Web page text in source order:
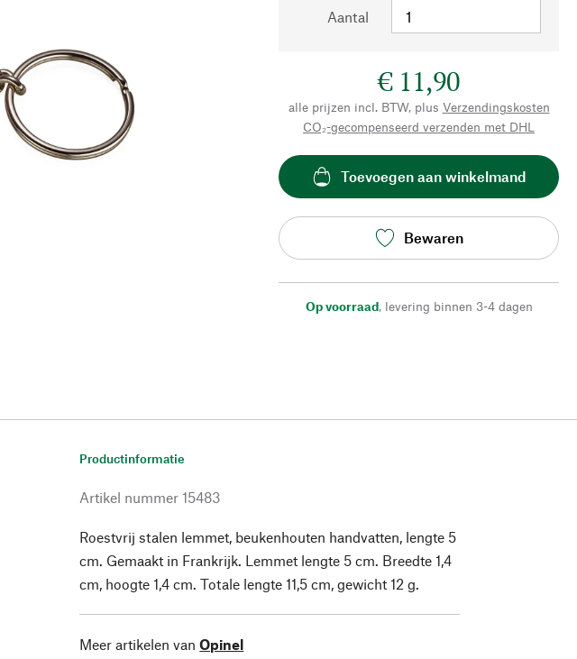
Aantal
€ 11,90
alle prijzen incl. BTW, plus Verzendingskosten
CO₂-gecompenseerd verzenden met DHL
Toevoegen aan winkelmand
Bewaren
Op voorraad, levering binnen 3-4 dagen
Productinformatie
Artikel nummer 15483
Roestvrij stalen lemmet, beukenhouten handvatten, lengte 5
cm. Gemaakt in Frankrijk. Lemmet lengte 5 cm. Breedte 1,4
cm, hoogte 1,4 cm. Totale lengte 11,5 cm, gewicht 12 g.
Meer artikelen van Opinel